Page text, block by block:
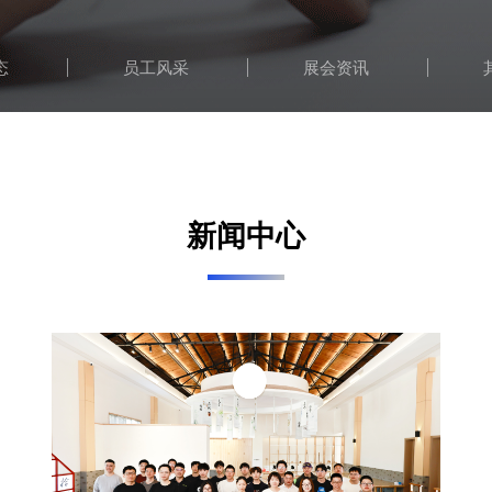
员工风采 展会资讯
新闻中心